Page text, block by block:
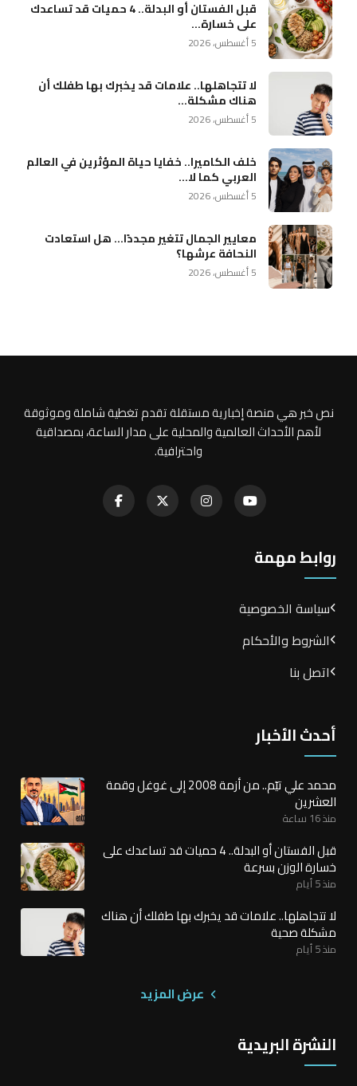
قبل الفستان أو البدلة.. 4 حميات قد تساعدك
على خسارة...
5 أغسطس، 2026
لا تتجاهلها.. علامات قد يخبرك بها طفلك أن
هناك مشكلة...
5 أغسطس، 2026
خلف الكاميرا.. خفايا حياة المؤثرين في العالم
العربي كما لا...
5 أغسطس، 2026
معايير الجمال تتغير مجددًا… هل استعادت
النحافة عرشها؟
5 أغسطس، 2026
نص خبر هي منصة إخبارية مستقلة تقدم تغطية شاملة وموثوقة
لأهم الأحداث العالمية والمحلية على مدار الساعة، بمصداقية
واحترافية.
روابط مهمة
سياسة الخصوصية
الشروط والأحكام
اتصل بنا
أحدث الأخبار
محمد علي تيّم.. من أزمة 2008 إلى غوغل وقمة
العشرين
منذ 16 ساعة
قبل الفستان أو البدلة.. 4 حميات قد تساعدك على
خسارة الوزن بسرعة
منذ 5 أيام
لا تتجاهلها.. علامات قد يخبرك بها طفلك أن هناك
مشكلة صحية
منذ 5 أيام
عرض المزيد
النشرة البريدية